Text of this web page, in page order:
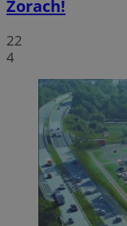
Żorach!
22
4